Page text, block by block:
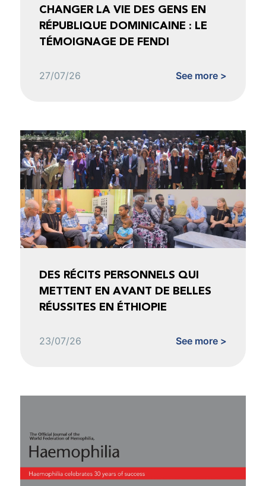
CHANGER LA VIE DES GENS EN
RÉPUBLIQUE DOMINICAINE : LE
TÉMOIGNAGE DE FENDI
27/07/26 See more >
DES RÉCITS PERSONNELS QUI
METTENT EN AVANT DE BELLES
RÉUSSITES EN ÉTHIOPIE
23/07/26 See more >